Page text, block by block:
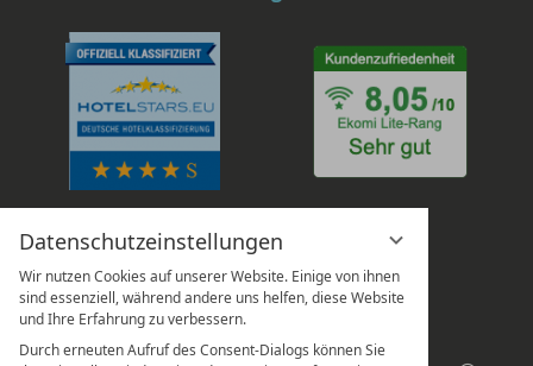
Datenschutzeinstellungen
Wir nutzen Cookies auf unserer Website. Einige von ihnen
sind essenziell, während andere uns helfen, diese Website
und Ihre Erfahrung zu verbessern.
Durch erneuten Aufruf des Consent-Dialogs können Sie